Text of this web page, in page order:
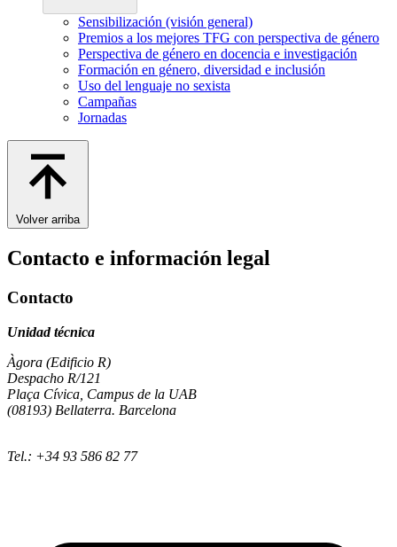
Sensibilización (visión general)
Premios a los mejores TFG con perspectiva de género
Perspectiva de género en docencia e investigación
Formación en género, diversidad e inclusión
Uso del lenguaje no sexista
Campañas
Jornadas
Volver arriba
Contacto e información legal
Contacto
Unidad técnica
Àgora (Edificio R)
Despacho R/121
Plaça Cívica, Campus de la UAB
(08193) Bellaterra. Barcelona
Tel.: +34 93 586 82 77